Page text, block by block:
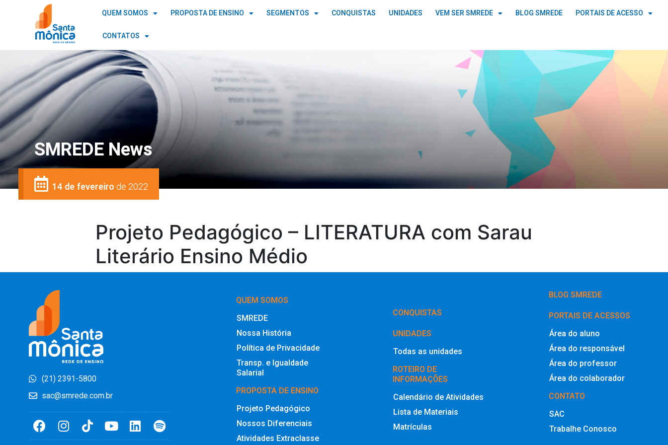
QUEM SOMOS PROPOSTA DE ENSINO SEGMENTOS CONQUISTAS UNIDADES VEM SER SMREDE BLOG SMREDE PORTAIS DE ACESSO
CONTATOS
SMREDE News
14 de fevereirode 2022
Projeto Pedagógico – LITERATURA com Sarau
Literário Ensino Médio
(21) 2391-5800
sac@smrede.com.br
QUEM SOMOS
SMREDE
Nossa História
Política de Privacidade
Transp. e Igualdade
Salarial
PROPOSTA DE ENSINO
Projeto Pedagógico
Nossos Diferenciais
Atividades Extraclasse
‎CONQUISTAS
UNIDADES
Todas as unidades
ROTEIRO DE
INFORMAÇÕES
Calendário de Atividades
Lista de Materiais
Matrículas
BLOG SMREDE
PORTAIS DE ACESSOS
Área do aluno
Área do responsável
Área do professor
Área do colaborador
CONTATO
SAC
Trabalhe Conosco